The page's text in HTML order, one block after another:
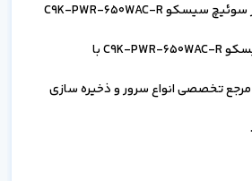
برای اطلاع از قیمت پاور سوئیچ سیسکو C9K-PWR-650WAC-R
و خرید پاور سوئیچ سیسکو C9K-PWR-650WAC-R با
مرجع تخصصی انواع سرور و ذخیره سازی